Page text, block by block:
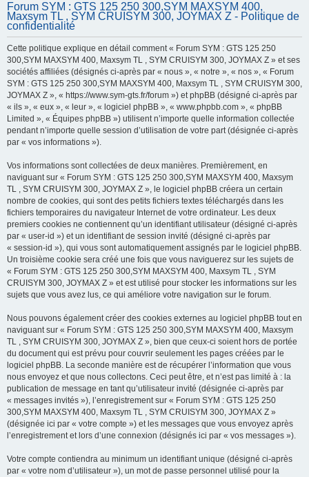
e
h
Forum SYM : GTS 125 250 300,SYM MAXSYM 400,
Maxsym TL , SYM CRUISYM 300, JOYMAX Z - Politique de
confidentialité
Cette politique explique en détail comment « Forum SYM : GTS 125 250
300,SYM MAXSYM 400, Maxsym TL , SYM CRUISYM 300, JOYMAX Z » et ses
sociétés affiliées (désignés ci-après par « nous », « notre », « nos », « Forum
SYM : GTS 125 250 300,SYM MAXSYM 400, Maxsym TL , SYM CRUISYM 300,
JOYMAX Z », « https://www.sym-gts.fr/forum ») et phpBB (désigné ci-après par
« ils », « eux », « leur », « logiciel phpBB », « www.phpbb.com », « phpBB
Limited », « Équipes phpBB ») utilisent n’importe quelle information collectée
pendant n’importe quelle session d’utilisation de votre part (désignée ci-après
par « vos informations »).
Vos informations sont collectées de deux manières. Premièrement, en
naviguant sur « Forum SYM : GTS 125 250 300,SYM MAXSYM 400, Maxsym
TL , SYM CRUISYM 300, JOYMAX Z », le logiciel phpBB créera un certain
nombre de cookies, qui sont des petits fichiers textes téléchargés dans les
fichiers temporaires du navigateur Internet de votre ordinateur. Les deux
premiers cookies ne contiennent qu’un identifiant utilisateur (désigné ci-après
par « user-id ») et un identifiant de session invité (désigné ci-après par
« session-id »), qui vous sont automatiquement assignés par le logiciel phpBB.
Un troisième cookie sera créé une fois que vous naviguerez sur les sujets de
« Forum SYM : GTS 125 250 300,SYM MAXSYM 400, Maxsym TL , SYM
CRUISYM 300, JOYMAX Z » et est utilisé pour stocker les informations sur les
sujets que vous avez lus, ce qui améliore votre navigation sur le forum.
Nous pouvons également créer des cookies externes au logiciel phpBB tout en
naviguant sur « Forum SYM : GTS 125 250 300,SYM MAXSYM 400, Maxsym
TL , SYM CRUISYM 300, JOYMAX Z », bien que ceux-ci soient hors de portée
du document qui est prévu pour couvrir seulement les pages créées par le
logiciel phpBB. La seconde manière est de récupérer l’information que vous
nous envoyez et que nous collectons. Ceci peut être, et n’est pas limité à : la
publication de message en tant qu’utilisateur invité (désignée ci-après par
« messages invités »), l’enregistrement sur « Forum SYM : GTS 125 250
300,SYM MAXSYM 400, Maxsym TL , SYM CRUISYM 300, JOYMAX Z »
(désignée ici par « votre compte ») et les messages que vous envoyez après
l’enregistrement et lors d’une connexion (désignés ici par « vos messages »).
Votre compte contiendra au minimum un identifiant unique (désigné ci-après
par « votre nom d’utilisateur »), un mot de passe personnel utilisé pour la